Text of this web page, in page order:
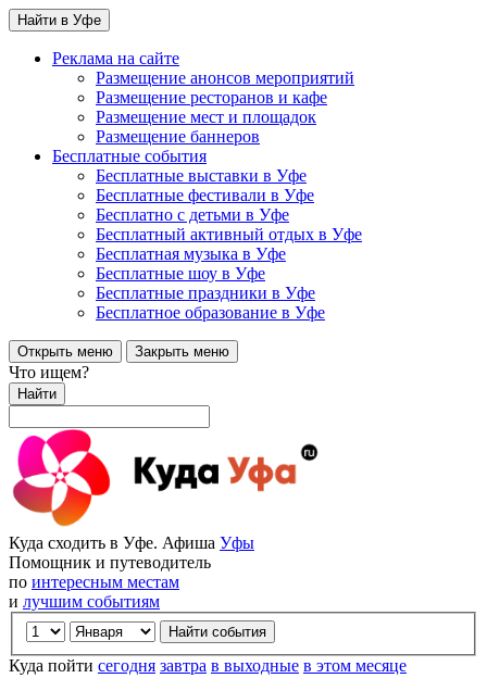
Найти в Уфе
Реклама на сайте
Размещение анонсов мероприятий
Размещение ресторанов и кафе
Размещение мест и площадок
Размещение баннеров
Бесплатные события
Бесплатные выставки в Уфе
Бесплатные фестивали в Уфе
Бесплатно с детьми в Уфе
Бесплатный активный отдых в Уфе
Бесплатная музыка в Уфе
Бесплатные шоу в Уфе
Бесплатные праздники в Уфе
Бесплатное образование в Уфе
Открыть меню Закрыть меню
Что ищем?
Найти
Куда сходить в Уфе. Афиша Уфы
Помощник и путеводитель
по интересным местам
и лучшим событиям
Куда пойти сегодня завтра в выходные в этом месяце